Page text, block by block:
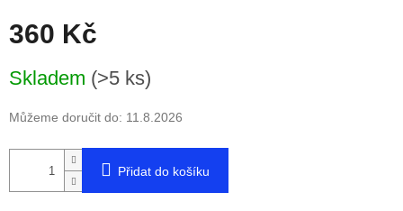
360 Kč
cena:
Skladem (>5 ks)
Můžeme doručit do: 11.8.2026
Přidat do košíku